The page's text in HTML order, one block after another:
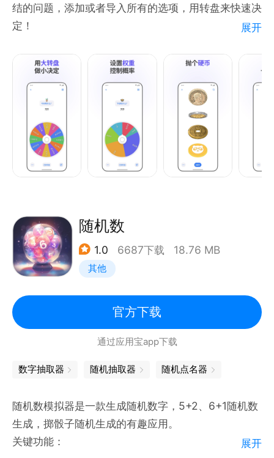
结的问题，添加或者导入所有的选项，用转盘来快速决
定！
天秤座的你纠结得不要不要的？
「每个选项都有利弊，道理我都懂！」
「没有最好的选择，也没有最坏的选择，我都明白！」
「但就是不知道怎么选！」
既然选哪个都差不多，就让小决定来帮你吧！
呢？
朋友聚会玩真心话大冒险？今天晚饭谁来请？
用小决定都可以搞定！
功能：
* 创建自己的小决定
* 指尖轮盘，动动手指就决定
* 为选项设置权重
* 多种转盘主题色
* 不重复抽取选项
展开
随机数
1.0 6687下载 18.76 MB
其他
官方下载
通过应用宝app下载
数字抽取器 随机抽取器 随机点名器
随机数模拟器是一款生成随机数字，5+2、6+1随机数
生成，掷骰子随机生成的有趣应用。
关键功能：
展开